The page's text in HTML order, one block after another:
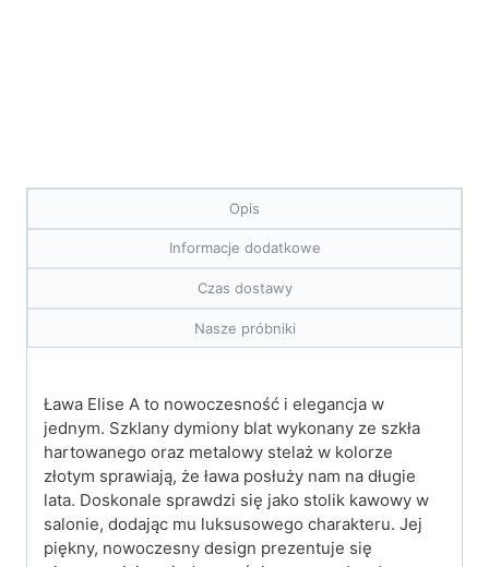
Opis
Informacje dodatkowe
Czas dostawy
Nasze próbniki
Ława Elise A to nowoczesność i elegancja w
jednym. Szklany dymiony blat wykonany ze szkła
hartowanego oraz metalowy stelaż w kolorze
złotym sprawiają, że ława posłuży nam na długie
lata. Doskonale sprawdzi się jako stolik kawowy w
salonie, dodając mu luksusowego charakteru. Jej
piękny, nowoczesny design prezentuje się